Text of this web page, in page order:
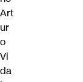
Art
ur
o
Vi
da